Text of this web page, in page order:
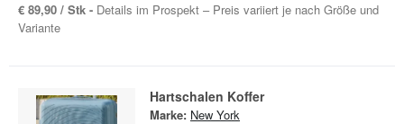
€ 89,90 / Stk - Details im Prospekt – Preis variiert je nach Größe und
Variante
Hartschalen Koffer
Marke: New York